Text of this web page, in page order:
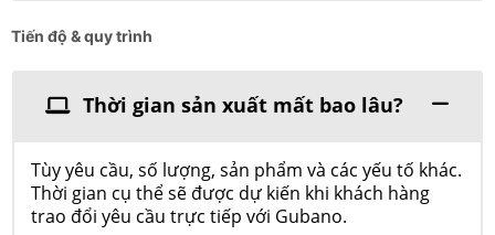
Tiến độ & quy trình
Thời gian sản xuất mất bao lâu?
Tùy yêu cầu, số lượng, sản phẩm và các yếu tố khác.
Thời gian cụ thể sẽ được dự kiến khi khách hàng
trao đổi yêu cầu trực tiếp với Gubano.